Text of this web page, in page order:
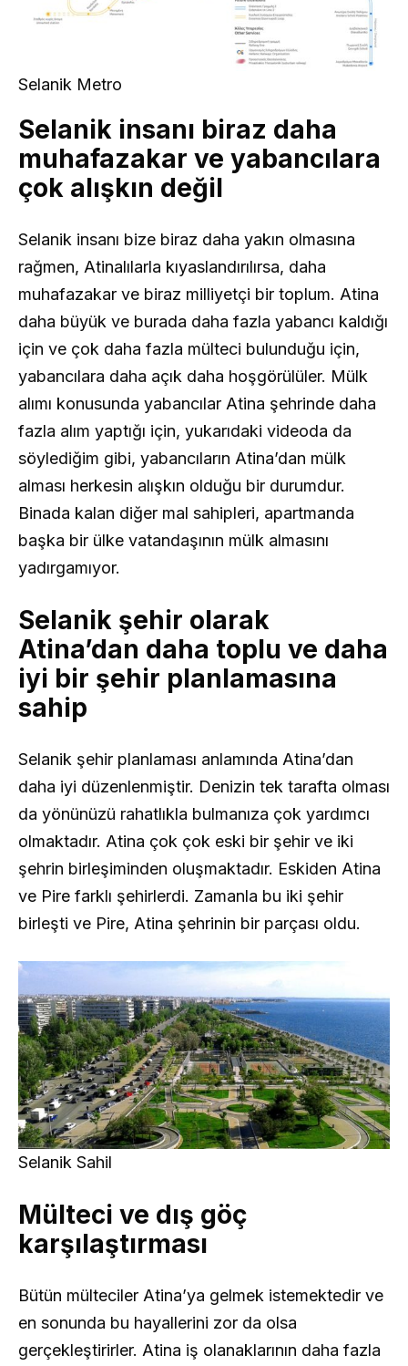
Selanik Metro
Selanik insanı biraz daha
muhafazakar ve yabancılara
çok alışkın değil
Selanik insanı bize biraz daha yakın olmasına
rağmen, Atinalılarla kıyaslandırılırsa, daha
muhafazakar ve biraz milliyetçi bir toplum. Atina
daha büyük ve burada daha fazla yabancı kaldığı
için ve çok daha fazla mülteci bulunduğu için,
yabancılara daha açık daha hoşgörülüler. Mülk
alımı konusunda yabancılar Atina şehrinde daha
fazla alım yaptığı için, yukarıdaki videoda da
söylediğim gibi, yabancıların Atina’dan mülk
alması herkesin alışkın olduğu bir durumdur.
Binada kalan diğer mal sahipleri, apartmanda
başka bir ülke vatandaşının mülk almasını
yadırgamıyor.
Selanik şehir olarak
Atina’dan daha toplu ve daha
iyi bir şehir planlamasına
sahip
Selanik şehir planlaması anlamında Atina’dan
daha iyi düzenlenmiştir. Denizin tek tarafta olması
da yönünüzü rahatlıkla bulmanıza çok yardımcı
olmaktadır. Atina çok çok eski bir şehir ve iki
şehrin birleşiminden oluşmaktadır. Eskiden Atina
ve Pire farklı şehirlerdi. Zamanla bu iki şehir
birleşti ve Pire, Atina şehrinin bir parçası oldu.
Selanik Sahil
Mülteci ve dış göç
karşılaştırması
Bütün mülteciler Atina’ya gelmek istemektedir ve
en sonunda bu hayallerini zor da olsa
gerçekleştirirler. Atina iş olanaklarının daha fazla